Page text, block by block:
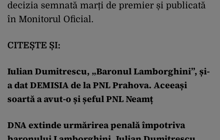
decizia semnată marți de premier și publicată
în Monitorul Oficial.
CITEȘTE ȘI:
Iulian Dumitrescu, „Baronul Lamborghini”, și-
a dat DEMISIA de la PNL Prahova. Aceeași
soartă a avut-o și șeful PNL Neamț
DNA extinde urmărirea penală împotriva